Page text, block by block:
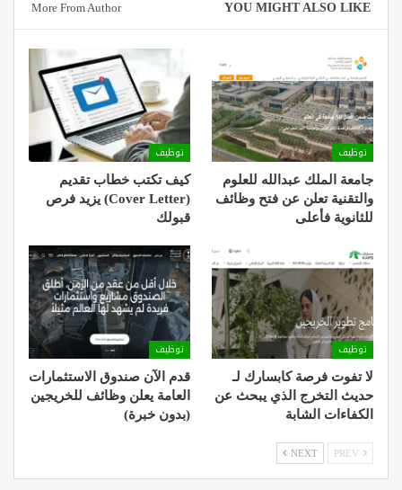
YOU MIGHT ALSO LIKE
More From Author
توظيف
جامعة الملك عبدالله للعلوم
والتقنية تعلن عن فتح وظائف
للثانوية فأعلى
توظيف
كيف تكتب خطاب تقديم
(Cover Letter) يزيد فرص
قبولك
توظيف
لا تفوت فرصة كابسارك لـ
حديث التخرج الذي يبحث عن
الكفاءات الشابة
توظيف
قدم الآن صندوق الاستثمارات
العامة يعلن وظائف للخريجين
(بدون خبرة)
NEXT